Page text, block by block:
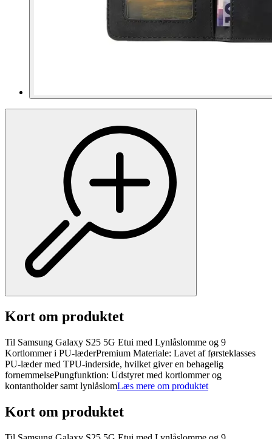
Kort om produktet
Til Samsung Galaxy S25 5G Etui med Lynlåslomme og 9
Kortlommer i PU-læderPremium Materiale: Lavet af førsteklasses
PU-læder med TPU-inderside, hvilket giver en behagelig
fornemmelsePungfunktion: Udstyret med kortlommer og
kontantholder samt lynlåslomLæs mere om produktet
Kort om produktet